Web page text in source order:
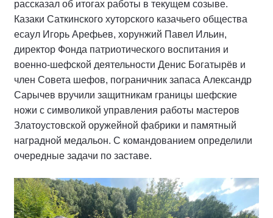
рассказал об итогах работы в текущем созыве.
Казаки Саткинского хуторского казачьего общества
есаул Игорь Арефьев, хорунжий Павел Ильин,
директор Фонда патриотического воспитания и
военно-шефской деятельности Денис Богатырёв и
член Совета шефов, пограничник запаса Александр
Сарычев вручили защитникам границы шефские
ножи с символикой управления работы мастеров
Златоустовской оружейной фабрики и памятный
наградной медальон. С командованием определили
очередные задачи по заставе.